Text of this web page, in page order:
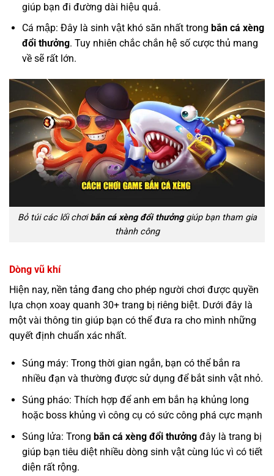
giúp bạn đi đường dài hiệu quả.
Cá mập: Đây là sinh vật khó săn nhất trong bắn cá xèng
đổi thưởng. Tuy nhiên chắc chắn hệ số cược thủ mang
về sẽ rất lớn.
Bỏ túi các lối chơibắn cá xèng đổi thưởnggiúp bạn tham gia
thành công
Dòng vũ khí
Hiện nay, nền tảng đang cho phép người chơi được quyền
lựa chọn xoay quanh 30+ trang bị riêng biệt. Dưới đây là
một vài thông tin giúp bạn có thể đưa ra cho mình những
quyết định chuẩn xác nhất.
Súng máy: Trong thời gian ngắn, bạn có thể bắn ra
nhiều đạn và thường được sử dụng để bắt sinh vật nhỏ.
Súng pháo: Thích hợp để anh em bắn hạ khủng long
hoặc boss khủng vì công cụ có sức công phá cực mạnh
Súng lửa: Trong bắn cá xèng đổi thưởngđây là trang bị
giúp bạn tiêu diệt nhiều dòng sinh vật cùng lúc vì có tiết
diện rất rộng.